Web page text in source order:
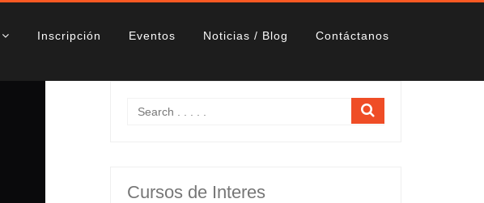
Inscripción Eventos Noticias / Blog Contáctanos
Cursos de Interes